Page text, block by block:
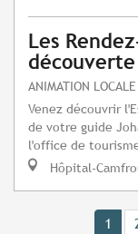
Les
ANIMATION LOCALE
Venez découvrir
de votre guide
l'office de
Hôpital-
1